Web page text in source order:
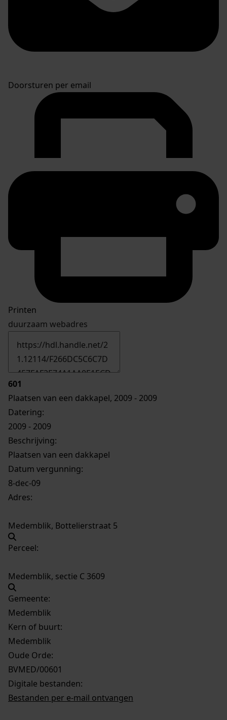
Doorsturen per email
Printen
duurzaam webadres
601
Plaatsen van een dakkapel, 2009 - 2009
Datering:
2009 - 2009
Beschrijving:
Plaatsen van een dakkapel
Datum vergunning:
8-dec-09
Adres:
Medemblik, Bottelierstraat 5
Perceel:
Medemblik, sectie C 3609
Gemeente:
Medemblik
Kern of buurt:
Medemblik
Oude Orde:
BVMED/00601
Digitale bestanden:
Bestanden per e-mail ontvangen